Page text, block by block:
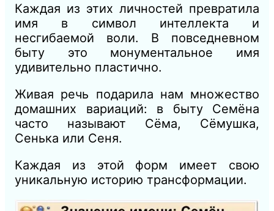
Каждая из этих личностей превратила
имя в символ интеллекта и
несгибаемой воли. В повседневном
быту это монументальное имя
удивительно пластично.
Живая речь подарила нам множество
домашних вариаций: в быту Семёна
часто называют Сёма, Сёмушка,
Сенька или Сеня.
Каждая из этой форм имеет свою
уникальную историю трансформации.